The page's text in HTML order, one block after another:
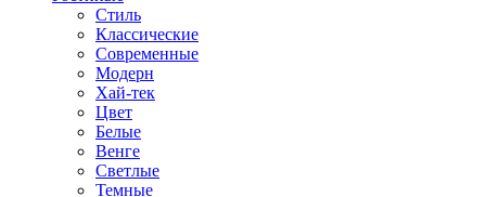
Стиль
Классические
Современные
Модерн
Хай-тек
Цвет
Белые
Венге
Светлые
Темные